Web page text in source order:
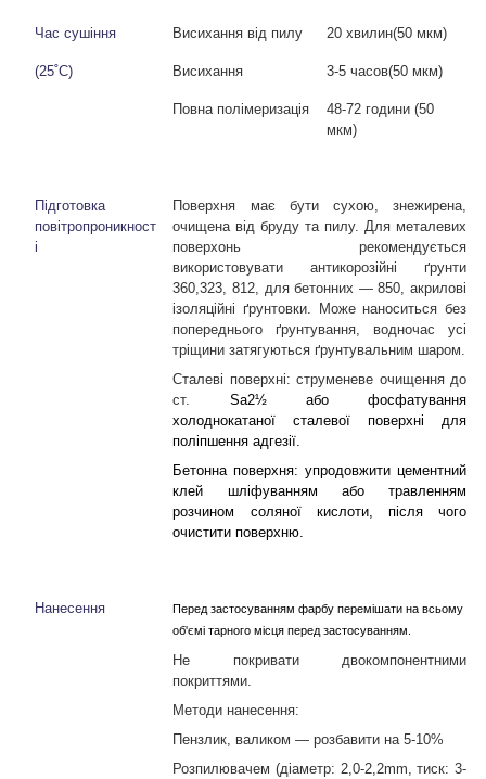
Час сушіння Висихання від пилу 20 хвилин(50 мкм)
(25˚C) Висихання 3-5 часов(50 мкм)
Повна полімеризація
48-72 години (50
мкм)
Підготовка
повітропроникност
і
Поверхня має бути сухою, знежирена,
очищена від бруду та пилу. Для металевих
поверхонь рекомендується
використовувати антикорозійні ґрунти
360,323, 812, для бетонних — 850, акрилові
ізоляційні ґрунтовки. Може наноситься без
попереднього ґрунтування, водночас усі
тріщини затягуються ґрунтувальним шаром.
Сталеві поверхні: струменеве очищення до
ст. Sa2½або фосфатування
холоднокатаної сталевої поверхні для
поліпшення адгезії.
Бетонна поверхня: упродовжити цементний
клей шліфуванням або травленням
розчином соляної кислоти, після чого
очистити поверхню.
Нанесення Перед застосуваннямфарбу перемішатина всьому
об'ємі тарного місця перед застосуванням
Не покривати двокомпонентними
покриттями.
Методи нанесення:
Пензлик, валиком — розбавити на 5-10%
Розпилювачем (діаметр: 2,0-2,2mm , тиск: 3-